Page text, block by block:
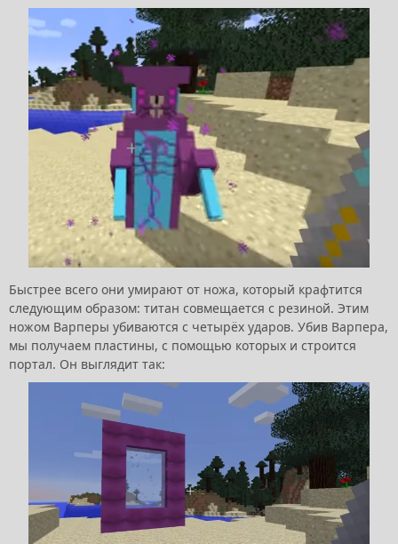
Быстрее всего они умирают от ножа, который крафтится
следующим образом: титан совмещается с резиной. Этим
ножом Варперы убиваются с четырёх ударов. Убив Варпера,
мы получаем пластины, с помощью которых и строится
портал. Он выглядит так: